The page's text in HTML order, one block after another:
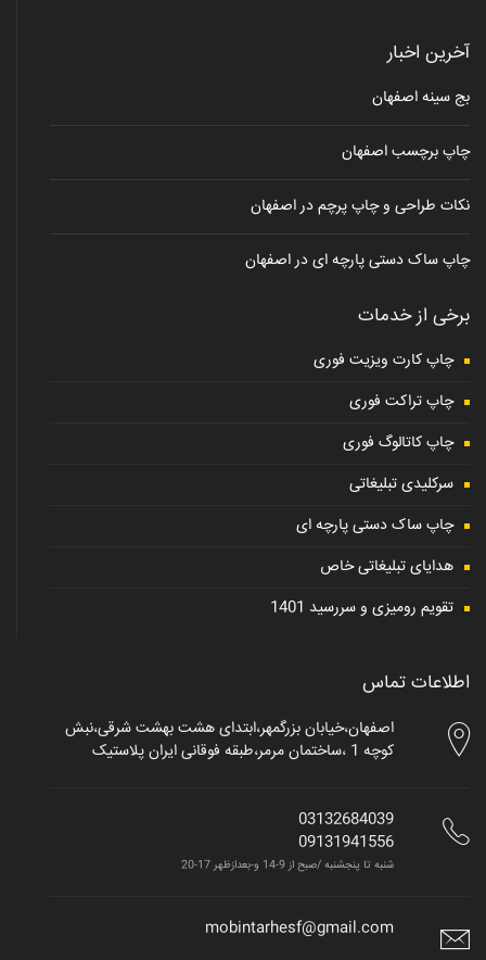
آخرین اخبار
بج سینه اصفهان
چاپ برچسب اصفهان
نکات طراحی و چاپ پرچم در اصفهان
چاپ ساک دستی پارچه ای در اصفهان
برخی از خدمات
چاپ کارت ویزیت فوری
چاپ تراکت فوری
چاپ کاتالوگ فوری
سرکلیدی تبلیغاتی
چاپ ساک دستی پارچه ای
هدایای تبلیغاتی خاص
تقویم رومیزی و سررسید 1401
اطلاعات تماس
اصفهان،خیابان بزرگمهر،ابتدای هشت بهشت شرقی،نبش
کوچه 1 ،ساختمان مرمر،طبقه فوقانی ایران پلاستیک
03132684039
09131941556
شنبه تا پنجشنبه /صبح از 9-14 و-بعدازظهر 17-20
mobintarhesf@gmail.com